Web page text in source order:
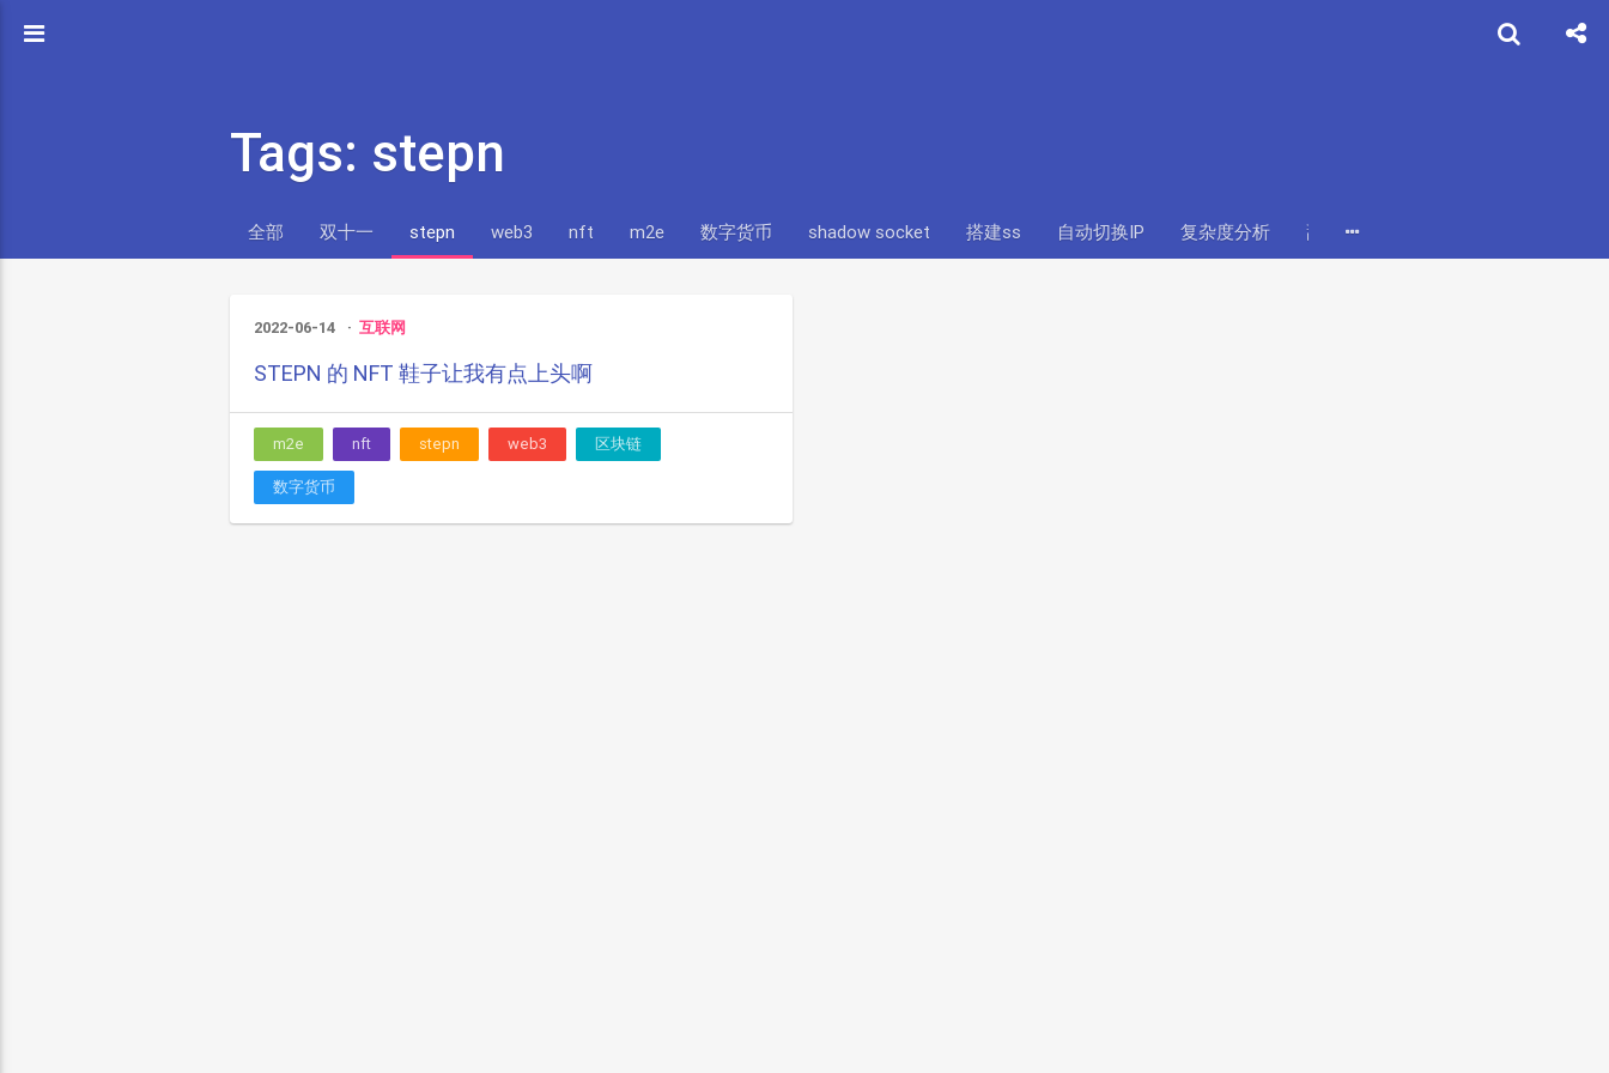
Tags: stepn
全部 双十一 stepn web3 nft m2e 数字货币 shadow socket 搭建ss 自动切换IP 复杂度分析 舔狗
2022-06-14 互联网
STEPN 的 NFT 鞋子让我有点上头啊
m2e nft stepn web3 区块链
数字货币